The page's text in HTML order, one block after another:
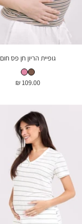
גופיית הריון חן פס חום
גופיית הריון חן פס חוםגופיית הריון חן פס ורוד
מחיר
109.00 ₪